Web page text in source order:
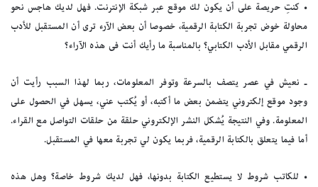
• كنتِ حريصة على أن يكون لك موقع عبر شبكة الإنترنت. فهل لديك هاجس نحو
محاولة خوض تجربة الكتابة الرقمية، خصوصا أن بعض الآرء ترى أن المستقبل للأدب
الرقمي مقابل الأدب الكتابي؟ بالمناسبة ما رأيك أنت فى هذه الآراء؟
ـ نعيش في عصر يتصف بالسرعة وتوفر المعلومات، ربما لهذا السبب رأيت أن
وجود موقع إلكتروني يتضمن بعض ما أكتبه، أو يُكتب عني، يسهل في الحصول على
المعلومة. وفي النتيجة يُشكل النشر الإلكتروني حلقة من حلقات التواصل مع القراء.
أما فيما يتعلق بالكتابة الرقمية، فربما يكون لي تجربة معها في المستقبل.
• للكاتب شروط لا يستطيع الكتابة بدونها، فهل لديك شروط خاصة؟ وهل هذه